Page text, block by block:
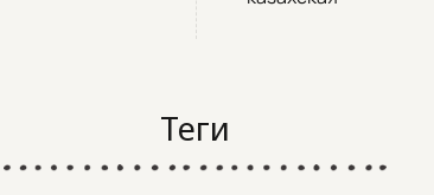
Теги